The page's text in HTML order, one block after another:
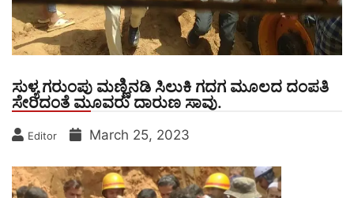
ಸುಳ್ಯ ಗರುಂಪು ಮಣ್ಣಿನಡಿ ಸಿಲುಕಿ ಗದಗ ಮೂಲದ ದಂಪತಿ
ಸೇರಿದಂತೆ ಮೂವರು ದಾರುಣ ಸಾವು.
Editor March 25, 2023